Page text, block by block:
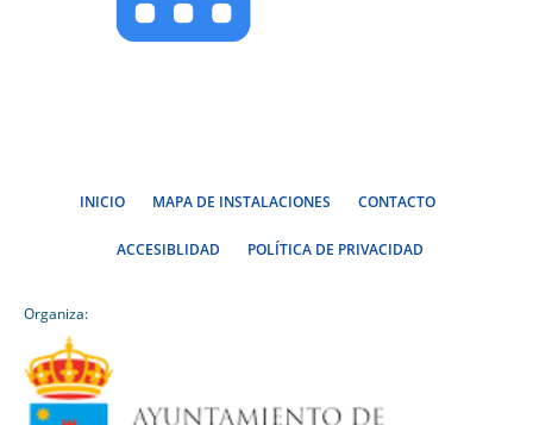
INICIO MAPA DE INSTALACIONES CONTACTO
ACCESIBLIDAD POLÍTICA DE PRIVACIDAD
Organiza: